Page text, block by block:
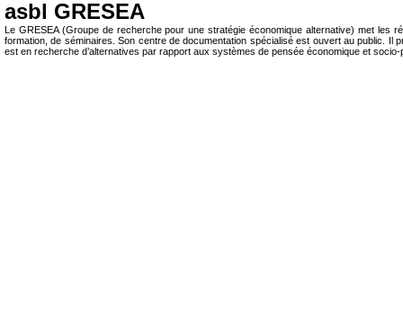
asbl GRESEA
Le GRESEA (Groupe de recherche pour une stratégie économique alternative) met les
formation, de séminaires. Son centre de documentation spécialisé est ouvert au public.
est en recherche d’alternatives par rapport aux systèmes de pensée économique et socio-